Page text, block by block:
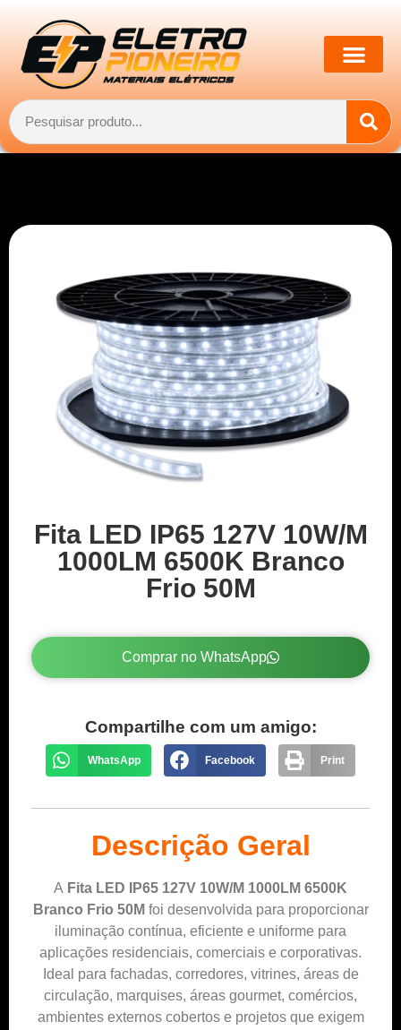
Fita LED IP65 127V 10W/M
1000LM 6500K Branco
Frio 50M
Comprar no WhatsApp
Compartilhe com um amigo:
WhatsApp Facebook Print
Descrição Geral
A Fita LED IP65 127V 10W/M 1000LM 6500K
Branco Frio 50M foi desenvolvida para proporcionar
iluminação contínua, eficiente e uniforme para
aplicações residenciais, comerciais e corporativas.
Ideal para fachadas, corredores, vitrines, áreas de
circulação, marquises, áreas gourmet, comércios,
ambientes externos cobertos e projetos que exigem